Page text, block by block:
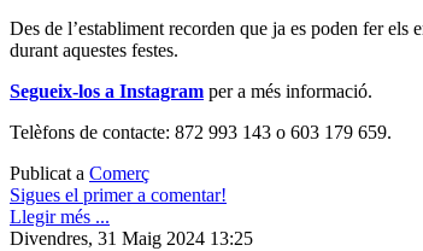
Des de l’establiment recorden que ja es poden fer els
durant aquestes festes.
Segueix-los a Instagram per a més informació.
Telèfons de contacte: 872 993 143 o 603 179 659.
Publicat a Comerç
Sigues el primer a comentar!
Llegir més ...
Divendres, 31 Maig 2024 13:25